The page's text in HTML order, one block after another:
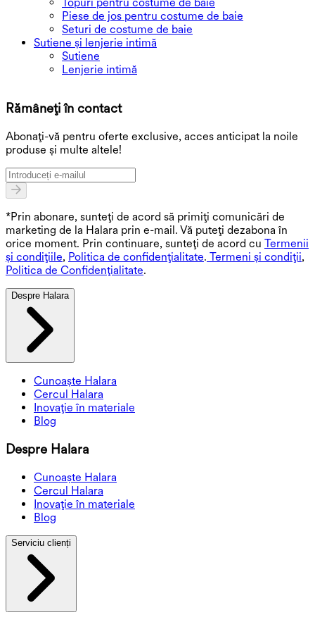
Piese de jos pentru costume de baie
Seturi de costume de baie
Sutiene și lenjerie intimă
Sutiene
Lenjerie intimă
Rămâneți în contact
Abonați-vă pentru oferte exclusive, acces anticipat la noile
produse și multe altele!
*Prin abonare, sunteți de acord să primiți comunicări de
marketing de la Halara prin e-mail. Vă puteți dezabona în
orice moment. Prin continuare, sunteți de acord cu Termenii
și condițiile, Politica de confidențialitate. Termeni și condiții,
Politica de Confidențialitate.
Despre Halara
Cunoaște Halara
Cercul Halara
Inovație în materiale
Blog
Despre Halara
Cunoaște Halara
Cercul Halara
Inovație în materiale
Blog
Serviciu clienți